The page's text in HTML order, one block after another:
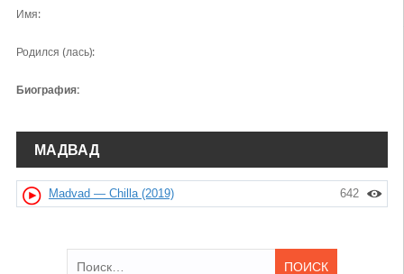
Имя:
Родился (лась):
Биография:
МАДВАД
642
Madvad — Chilla (2019)